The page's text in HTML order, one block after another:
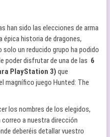
han sido las elecciones de arma
épica historia de dragones,
un reducido grupo ha podido
poder disfrutar de una de las 6
PlayStation 3) que
juego Hunted: The
los nombres de los elegidos,
correo a nuestra dirección
deberéis detallar vuestro